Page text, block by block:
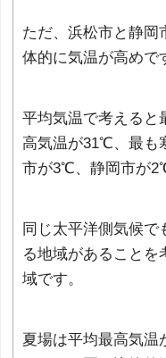
ただ、浜松市と静岡
体的に気温が高めで
平均気温で考えると
高気温が31℃、最も
市が3℃、静岡市が
同じ太平洋側気候
る地域があることを
域です。
夏場は平均最高気